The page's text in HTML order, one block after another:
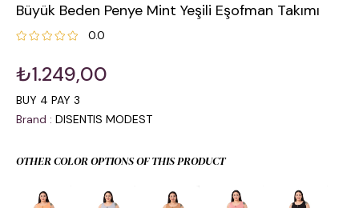
Büyük Beden Penye Mint Yeşili Eşofman Takımı
0.0
₺1.249,00
BUY 4 PAY 3
Brand : DISENTIS MODEST
OTHER COLOR OPTIONS OF THIS PRODUCT